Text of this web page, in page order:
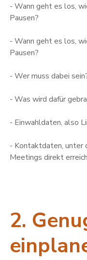
- Wann geht es los,
Pausen?
- Wann geht es los,
Pausen?
- Wer muss dabei
- Was wird dafür
- Einwahldaten, also
- Kontaktdaten, unter
Meetings direkt
2.